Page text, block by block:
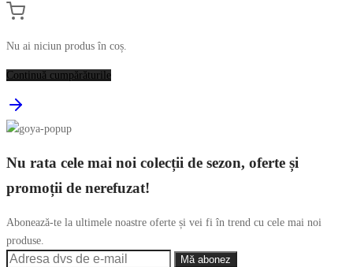
Nu ai niciun produs în coș.
Continuă cumpărăturile
Nu rata cele mai noi colecții de sezon, oferte și
promoții de nerefuzat!
Abonează-te la ultimele noastre oferte și vei fi în trend cu cele mai noi
produse.